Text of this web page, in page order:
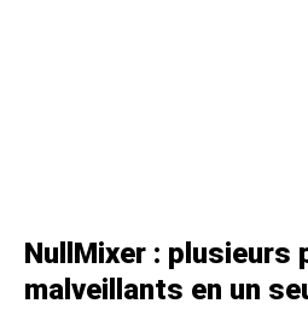
NullMixer : plusieurs
malveillants en un